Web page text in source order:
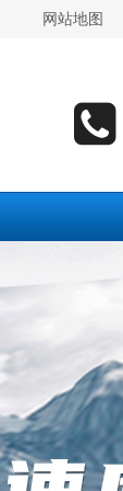
网站地图